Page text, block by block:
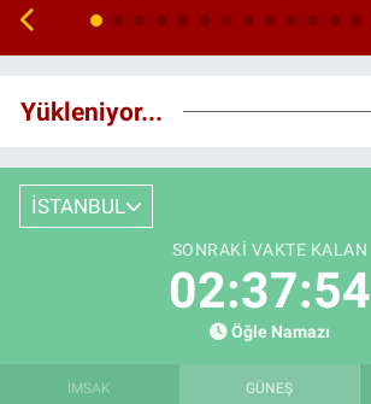
Yükleniyor...
İSTANBUL
SONRAKI VAKTE KALAN
02:37:53
Öğle Namazı
İMSAK GÜNEŞ